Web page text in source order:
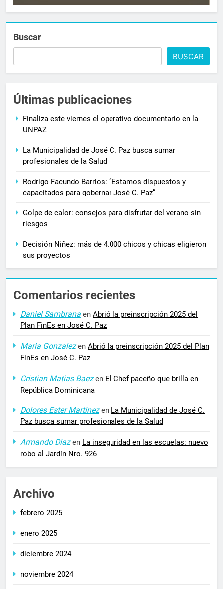
Buscar
BUSCAR
Últimas publicaciones
Finaliza este viernes el operativo documentario en la
UNPAZ
La Municipalidad de José C. Paz busca sumar
profesionales de la Salud
Rodrigo Facundo Barrios: “Estamos dispuestos y
capacitados para gobernar José C. Paz”
Golpe de calor: consejos para disfrutar del verano sin
riesgos
Decisión Niñez: más de 4.000 chicos y chicas eligieron
sus proyectos
Comentarios recientes
Daniel Sambrana en Abrió la preinscripción 2025 del
Plan FinEs en José C. Paz
Maria Gonzalezen Abrió la preinscripción 2025 del Plan
FinEs en José C. Paz
Cristian Matias Baezen El Chef paceño que brilla en
República Dominicana
Dolores Ester Martinezen La Municipalidad de José C.
Paz busca sumar profesionales de la Salud
Armando Diazen La inseguridad en las escuelas: nuevo
robo al Jardín Nro. 926
Archivo
febrero 2025
enero 2025
diciembre 2024
noviembre 2024